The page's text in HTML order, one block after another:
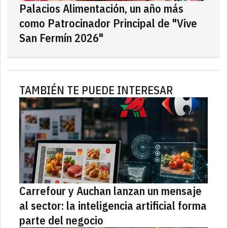
Palacios Alimentación, un año más
como Patrocinador Principal de "Vive
San Fermín 2026"
TAMBIÉN TE PUEDE INTERESAR
Carrefour y Auchan lanzan un mensaje
al sector: la inteligencia artificial forma
parte del negocio